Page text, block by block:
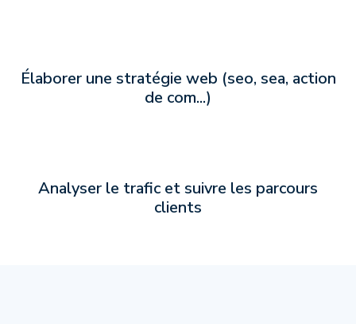
Élaborer une stratégie web (seo, sea, action
de com...)
Analyser le trafic et suivre les parcours
clients